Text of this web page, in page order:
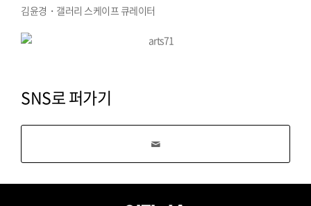
김윤경・갤러리 스케이프 큐레이터
SNS로 퍼가기